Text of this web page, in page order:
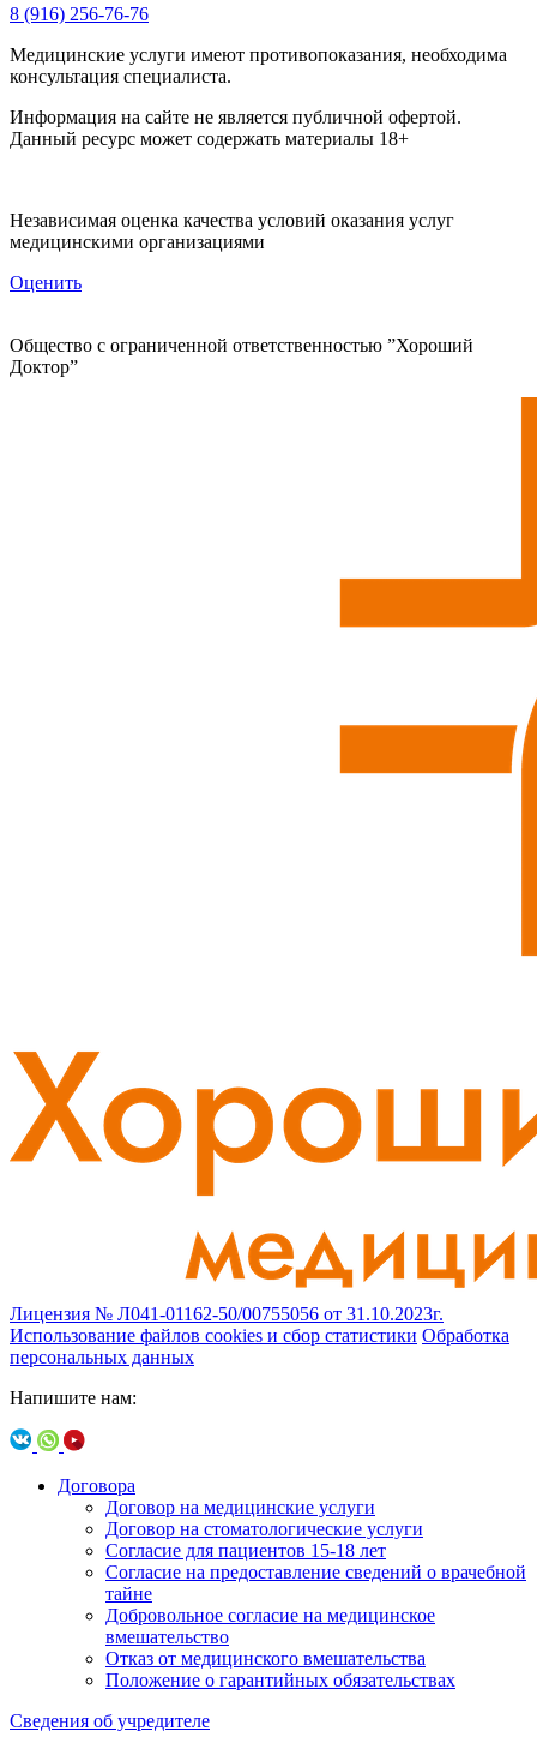
8 (916) 256-76-76
Медицинские услуги имеют противопоказания, необходима
консультация специалиста.
Информация на сайте не является публичной офертой.
Данный ресурс может содержать материалы 18+
Независимая оценка качества условий оказания услуг
медицинскими организациями
Оценить
Общество с ограниченной ответственностью ”Хороший
Доктор”
Лицензия № Л041-01162-50/00755056 от 31.10.2023г.
Использование файлов cookies и сбор статистики Обработка
персональных данных
Напишите нам:
Договора
Договор на медицинские услуги
Договор на стоматологические услуги
Согласие для пациентов 15-18 лет
Согласие на предоставление сведений о врачебной
тайне
Добровольное согласие на медицинское
вмешательство
Отказ от медицинского вмешательства
Положение о гарантийных обязательствах
Сведения об учредителе